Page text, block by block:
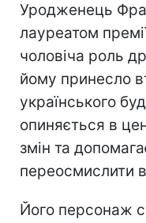
Уродженець
лауреатом
чоловіча роль
йому принесло
українського
опиняється в
змін та
переосмислити
Його персонаж